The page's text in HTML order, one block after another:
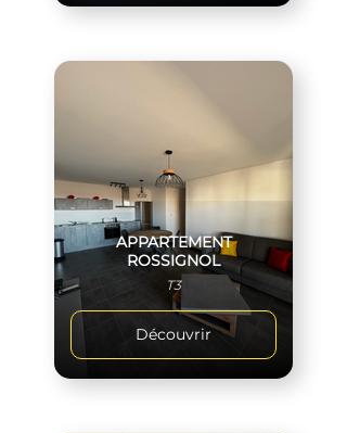
APPARTEMENT
ROSSIGNOL
T3
Découvrir